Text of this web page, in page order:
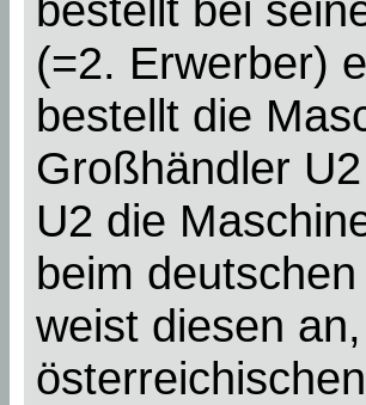
(=2. Erwerber)
bestellt die
Großhändler
U2 die
beim
weist diesen